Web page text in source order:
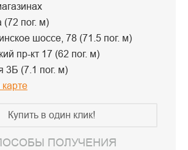
пог. м)
шоссе, 78 (71.5 пог. м)
пр-кт 17 (62 пог. м)
3Б (7.1 пог. м)
Купить в один клик!
ПОЛУЧЕНИЯ